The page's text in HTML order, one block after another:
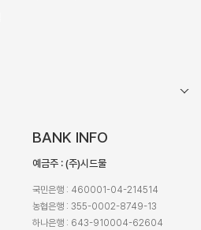
BANK INFO
예금주 : (주)시드물
국민은행 : 460001-04-214514
농협은행 : 355-0002-8749-13
하나은행 : 643-910004-62604